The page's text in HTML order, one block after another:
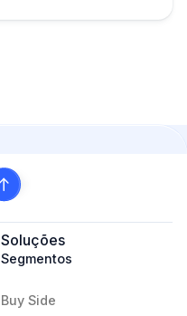
Soluções
Segmentos
Buy Side